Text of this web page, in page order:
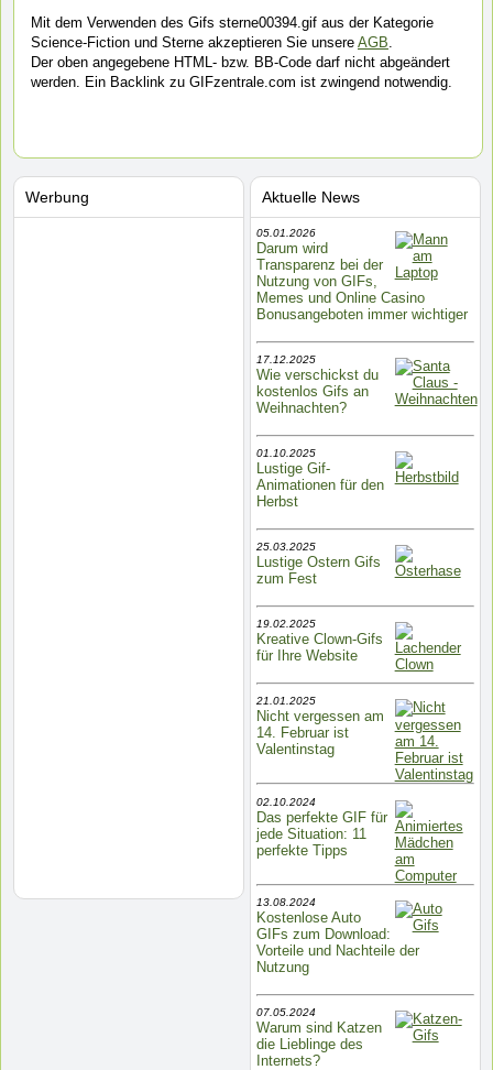
Mit dem Verwenden des Gifs sterne00394.gif aus der Kategorie
Science-Fiction und Sterne akzeptieren Sie unsere AGB.
Der oben angegebene HTML- bzw. BB-Code darf nicht abgeändert
werden. Ein Backlink zu GIFzentrale.com ist zwingend notwendig.
Aktuelle News
05.01.2026
Darum wird
Transparenz bei der
Nutzung von GIFs,
Memes und Online Casino
Bonusangeboten immer wichtiger
17.12.2025
Wie verschickst du
kostenlos Gifs an
Weihnachten?
01.10.2025
Lustige Gif-
Animationen für den
Herbst
25.03.2025
Lustige Ostern Gifs
zum Fest
19.02.2025
Kreative Clown-Gifs
für Ihre Website
21.01.2025
Nicht vergessen am
14. Februar ist
Valentinstag
02.10.2024
Das perfekte GIF für
jede Situation: 11
perfekte Tipps
13.08.2024
Kostenlose Auto
GIFs zum Download:
Vorteile und Nachteile der
Nutzung
07.05.2024
Warum sind Katzen
die Lieblinge des
Internets?
Werbung